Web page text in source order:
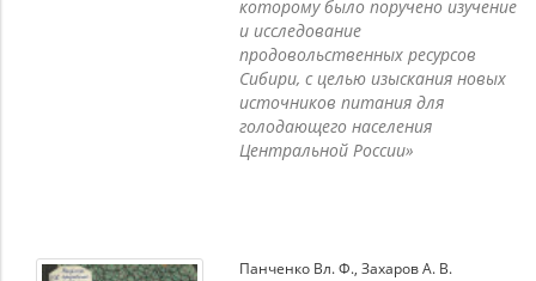
которому было поручено изучение
и исследование
продовольственных ресурсов
Сибири, с целью изыскания новых
источников питания для
голодающего населения
Центральной России»
Панченко Вл. Ф., Захаров А. В.